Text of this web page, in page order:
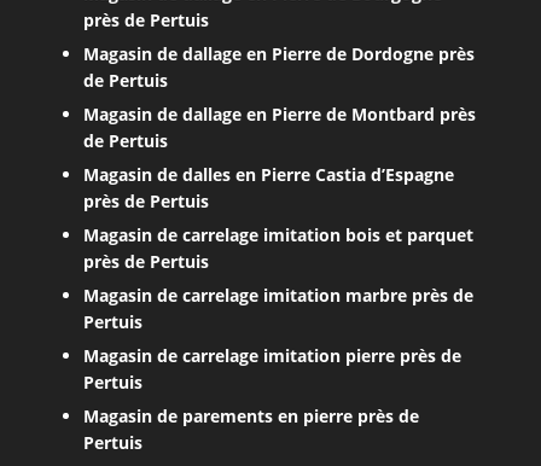
près de Pertuis
Magasin de dallage en Pierre de Dordogne près
de Pertuis
Magasin de dallage en Pierre de Montbard près
de Pertuis
Magasin de dalles en Pierre Castia d’Espagne
près de Pertuis
Magasin de carrelage imitation bois et parquet
près de Pertuis
Magasin de carrelage imitation marbre près de
Pertuis
Magasin de carrelage imitation pierre près de
Pertuis
Magasin de parements en pierre près de
Pertuis